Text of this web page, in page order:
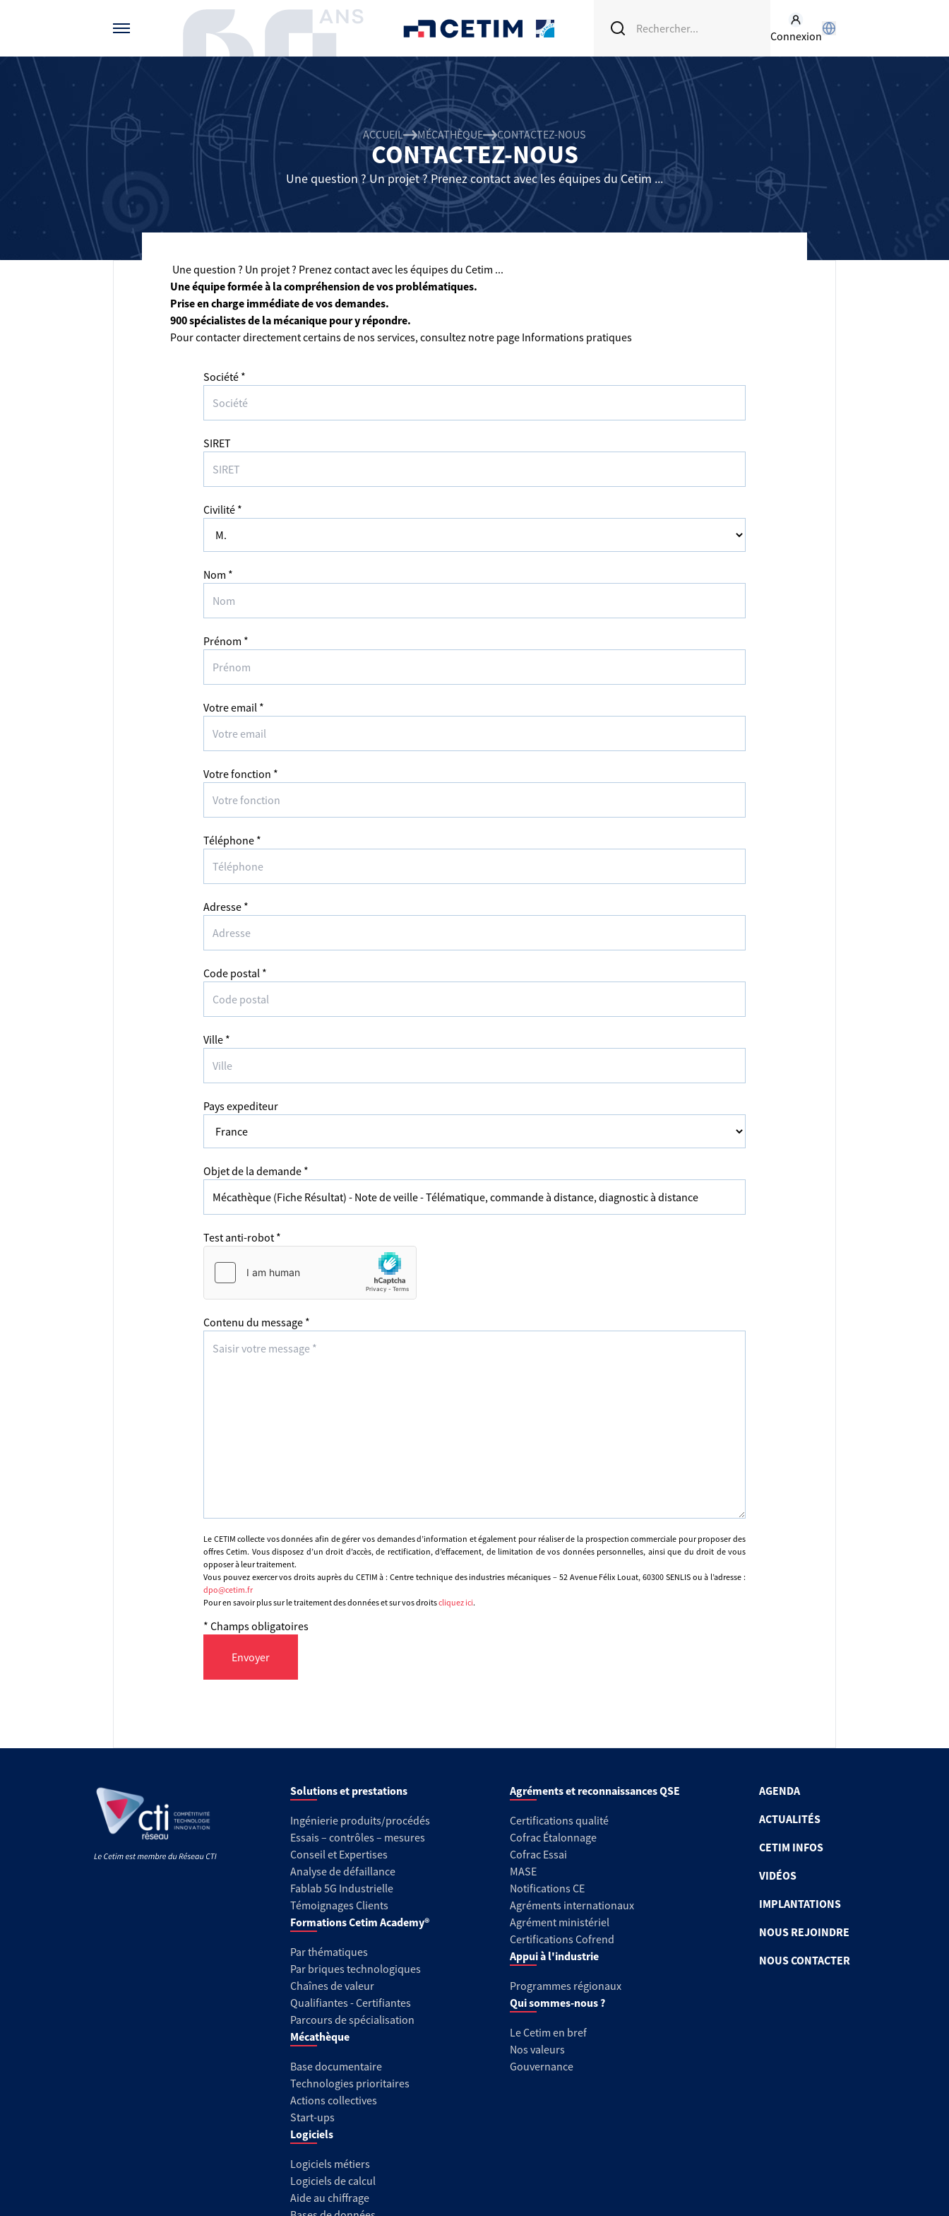
Connexion
ACCUEIL MÉCATHÈQUE CONTACTEZ-NOUS
CONTACTEZ-NOUS
Une question ? Un projet ? Prenez contact avec les équipes du Cetim ...
Une question ? Un projet ? Prenez contact avec les équipes du Cetim ...
Une équipe formée à la compréhension de vos problématiques.
Prise en charge immédiate de vos demandes.
900 spécialistes de la mécanique pour y répondre.
Pour contacter directement certains de nos services, consultez notre page Informations pratiques
Société *
SIRET
Civilité *
Nom *
Prénom *
Votre email *
Votre fonction *
Téléphone *
Adresse *
Code postal *
Ville *
Pays expediteur
Objet de la demande *
Test anti-robot *
Contenu du message *
Le CETIM collecte vos données afin de gérer vos demandes d’information et également pour réaliser de la prospection commerciale pour proposer des
offres Cetim. Vous disposez d’un droit d’accès, de rectification, d’effacement, de limitation de vos données personnelles, ainsi que du droit de vous
opposer à leur traitement.
Vous pouvez exercer vos droits auprès du CETIM à : Centre technique des industries mécaniques – 52 Avenue Félix Louat, 60300 SENLIS ou à l’adresse :
dpo@cetim.fr
Pour en savoir plus sur le traitement des données et sur vos droitscliquez ici.
* Champs obligatoires
Envoyer
Solutions et prestations
Ingénierie produits/procédés
Essais – contrôles – mesures
Conseil et Expertises
Analyse de défaillance
Fablab 5G Industrielle
Témoignages Clients
Formations Cetim Academy®
Par thématiques
Par briques technologiques
Chaînes de valeur
Qualifiantes - Certifiantes
Parcours de spécialisation
Mécathèque
Base documentaire
Technologies prioritaires
Actions collectives
Start-ups
Logiciels
Logiciels métiers
Logiciels de calcul
Aide au chiffrage
Agréments et reconnaissances QSE
Certifications qualité
Cofrac Étalonnage
Cofrac Essai
MASE
Notifications CE
Agréments internationaux
Agrément ministériel
Certifications Cofrend
Appui à l'industrie
Programmes régionaux
Qui sommes-nous ?
Le Cetim en bref
Nos valeurs
Gouvernance
AGENDA
ACTUALITÉS
CETIM INFOS
VIDÉOS
IMPLANTATIONS
NOUS REJOINDRE
NOUS CONTACTER